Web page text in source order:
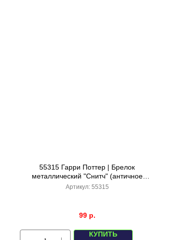
55315 Гарри Поттер | Брелок
металлический "Снитч" (античное
серебро)
Артикул: 55315
99 р.
КУПИТЬ